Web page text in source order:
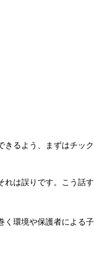
るよう、まずはチッ
は誤りです。こう話
環境や保護者による